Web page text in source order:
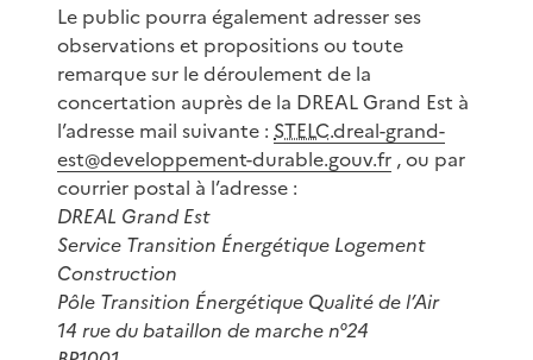
Le public pourra également adresser ses
observations et propositions ou toute
remarque sur le déroulement de la
concertation auprès de la DREAL Grand Est à
l’adresse mail suivante : STELC.dreal-grand-
est@developpement-durable.gouv.fr , ou par
courrier postal à l’adresse :
DREAL Grand Est
Service Transition Énergétique Logement
Construction
Pôle Transition Énergétique Qualité de l’Air
14 rue du bataillon de marche n°24